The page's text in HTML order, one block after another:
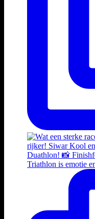
Triathlon is emotie